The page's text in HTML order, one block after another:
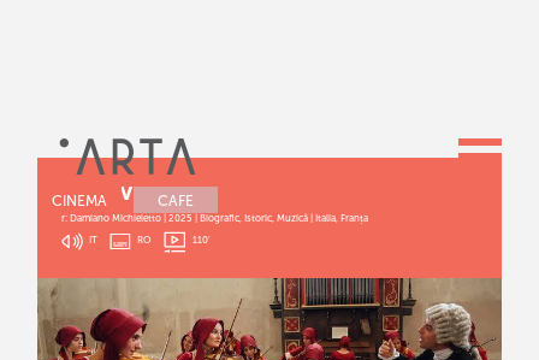
CINEMA CAFE
PRIMAVERA
r: Damiano Michieletto | 2025 | Biografic, Istoric, Muzică | Italia, Franța
IT
RO 110'